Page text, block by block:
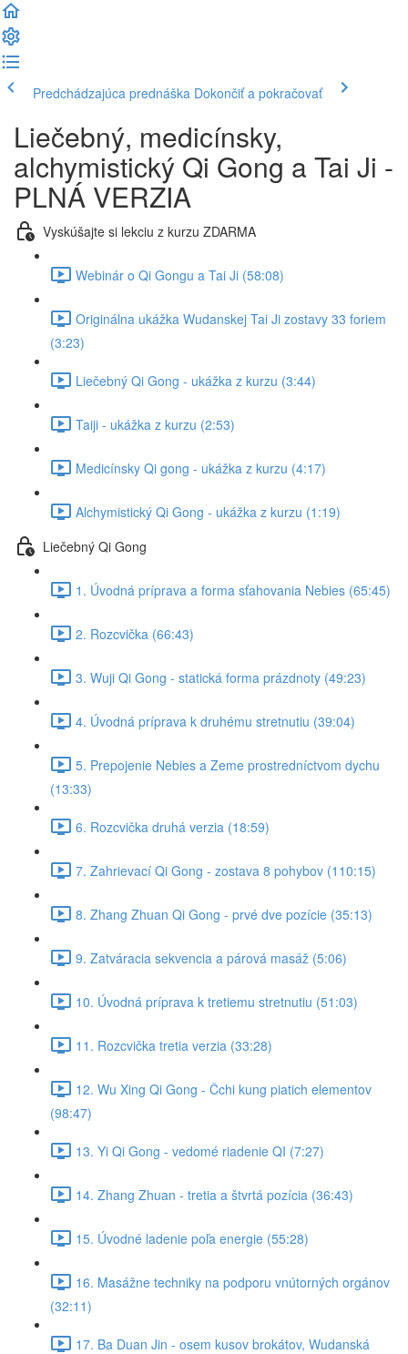
Predchádzajúca prednáška Dokončiť a pokračovať
Liečebný, medicínsky,
alchymistický Qi Gong a Tai Ji -
PLNÁ VERZIA
Vyskúšajte si lekciu z kurzu ZDARMA
Webinár o Qi Gongu a Tai Ji (58:08)
Originálna ukážka Wudanskej Tai Ji zostavy 33 foriem
(3:23)
Liečebný Qi Gong - ukážka z kurzu (3:44)
Taiji - ukážka z kurzu (2:53)
Medicínsky Qi gong - ukážka z kurzu (4:17)
Alchymistický Qi Gong - ukážka z kurzu (1:19)
Liečebný Qi Gong
1. Úvodná príprava a forma sťahovania Nebies (65:45)
2. Rozcvička (66:43)
3. Wuji Qi Gong - statická forma prázdnoty (49:23)
4. Úvodná príprava k druhému stretnutiu (39:04)
5. Prepojenie Nebies a Zeme prostredníctvom dychu
(13:33)
6. Rozcvička druhá verzia (18:59)
7. Zahrievací Qi Gong - zostava 8 pohybov (110:15)
8. Zhang Zhuan Qi Gong - prvé dve pozície (35:13)
9. Zatváracia sekvencia a párová masáž (5:06)
10. Úvodná príprava k tretiemu stretnutiu (51:03)
11. Rozcvička tretia verzia (33:28)
12. Wu Xing Qi Gong - Čchi kung piatich elementov
(98:47)
13. Yi Qi Gong - vedomé riadenie QI (7:27)
14. Zhang Zhuan - tretia a štvrtá pozícia (36:43)
15. Úvodné ladenie poľa energie (55:28)
16. Masážne techniky na podporu vnútorných orgánov
(32:11)
17. Ba Duan Jin - osem kusov brokátov, Wudanská